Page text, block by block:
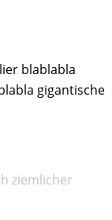
blablabla
gigantische
ziemlicher